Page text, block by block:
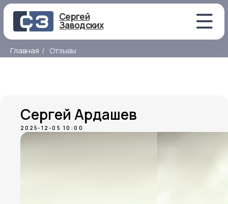
Сергей
Заводских
Главная / Отзывы
Сергей Ардашев
2025-12-05 10:00